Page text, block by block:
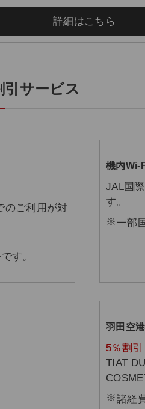
詳細はこちら
サービス
のご利用が対
す。
機内Wi-
JAL国
す。
一部
羽田空
5％割引
TIAT
諸経